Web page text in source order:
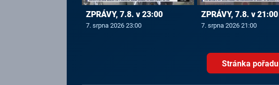
ZPRÁVY, 7.8. v 23:00
7. srpna 2026 23:00
ZPRÁVY, 7.8. v 21:00
7. srpna 2026 21:00
Stránka pořadu